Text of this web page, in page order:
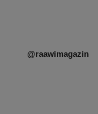
@raawimagazin